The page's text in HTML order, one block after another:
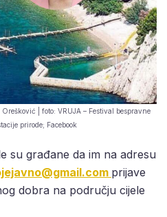
| foto: VRUJA – Festival bespravne
prirode; Facebook
su građane da im na adresu
prijave
dobra na području cijele